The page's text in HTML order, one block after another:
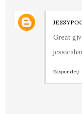
Great
Răspundeți